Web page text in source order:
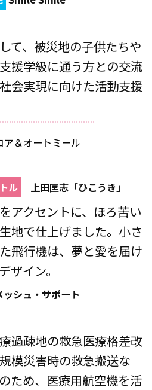
て、被災地の子供たちや
援学級に通う方との交流
会実現に向けた活動支援
ア＆オートミール
ル 上田匡志「ひこうき」
アクセントに、ほろ苦い
地で仕上げました。小さ
飛行機は、夢と愛を届け
ザイン。
ッシュ・サポート
過疎地の救急医療格差改
模災害時の救急搬送な
ため、医療用航空機を活